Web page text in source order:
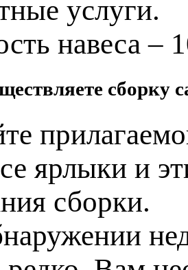
услуги.
навеса –
сборку
ярлыки и
сборки.